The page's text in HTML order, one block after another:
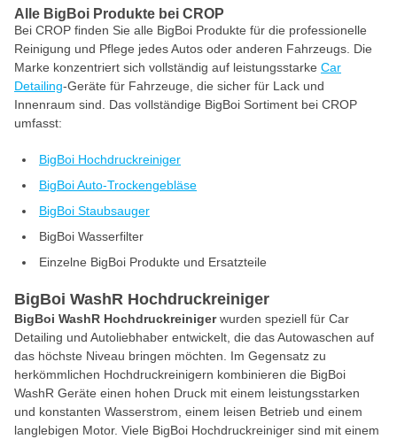
Alle BigBoi Produkte bei CROP
Bei CROP finden Sie alle BigBoi Produkte für die professionelle
Reinigung und Pflege jedes Autos oder anderen Fahrzeugs. Die
Marke konzentriert sich vollständig auf leistungsstarke Car
Detailing-Geräte für Fahrzeuge, die sicher für Lack und
Innenraum sind. Das vollständige BigBoi Sortiment bei CROP
umfasst:
BigBoi Hochdruckreiniger
BigBoi Auto-Trockengebläse
BigBoi Staubsauger
BigBoi Wasserfilter
Einzelne BigBoi Produkte und Ersatzteile
BigBoi WashR Hochdruckreiniger
BigBoi WashR Hochdruckreinigerwurden speziell für Car
Detailing und Autoliebhaber entwickelt, die das Autowaschen auf
das höchste Niveau bringen möchten. Im Gegensatz zu
herkömmlichen Hochdruckreinigern kombinieren die BigBoi
WashR Geräte einen hohen Druck mit einem leistungsstarken
und konstanten Wasserstrom, einem leisen Betrieb und einem
langlebigen Motor. Viele BigBoi Hochdruckreiniger sind mit einem